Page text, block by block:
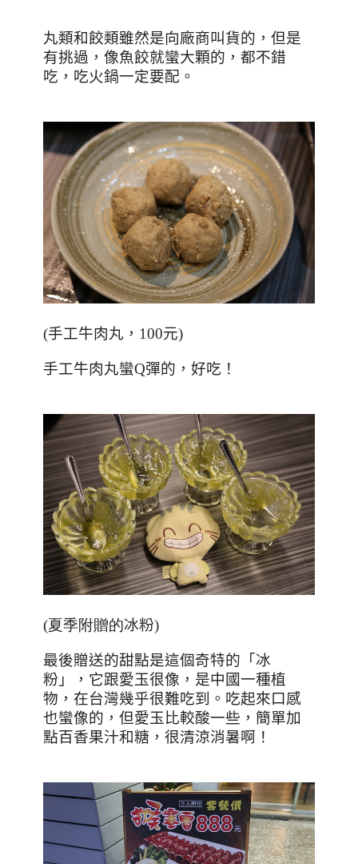
丸類和餃類雖然是向廠商叫貨的，但是
有挑過，像魚餃就蠻大顆的，都不錯
吃，吃火鍋一定要配。
(手工牛肉丸，100元)
手工牛肉丸蠻Q彈的，好吃！
(夏季附贈的冰粉)
最後贈送的甜點是這個奇特的「冰
粉」，它跟愛玉很像，是中國一種植
物，在台灣幾乎很難吃到。吃起來口感
也蠻像的，但愛玉比較酸一些，簡單加
點百香果汁和糖，很清涼消暑啊！